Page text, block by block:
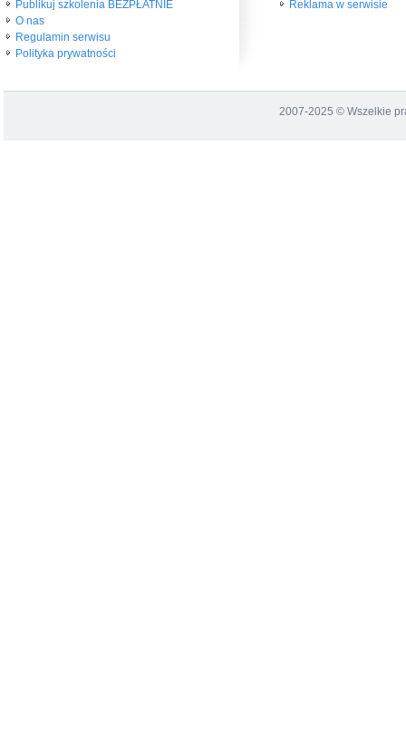
Publikuj szkolenia BEZPŁATNIE
O nas
Regulamin serwisu
Polityka prywatności
Reklama w serwisie
2007-2025 © Wszelkie